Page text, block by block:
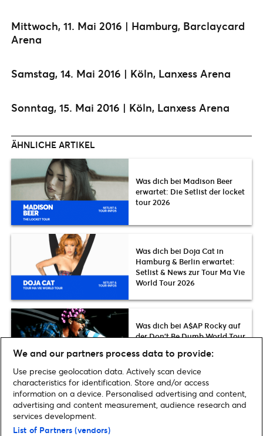
Mittwoch, 11. Mai 2016 | Hamburg, Barclaycard
Arena
Samstag, 14. Mai 2016 | Köln, Lanxess Arena
Sonntag, 15. Mai 2016 | Köln, Lanxess Arena
ÄHNLICHE ARTIKEL
Was dich bei Madison Beer
erwartet: Die Setlist der locket
tour 2026
Was dich bei Doja Cat in
Hamburg & Berlin erwartet:
Setlist & News zur Tour Ma Vie
World Tour 2026
Was dich bei A$AP Rocky auf
der Don’t Be Dumb World Tour
& News
Home»Musik»Adele kommt auf Tour!
We and our partners process data to provide:
Use precise geolocation data. Actively scan device
characteristics for identification. Store and/or access
information on a device. Personalised advertising and content,
advertising and content measurement, audience research and
services development.
List of Partners (vendors)